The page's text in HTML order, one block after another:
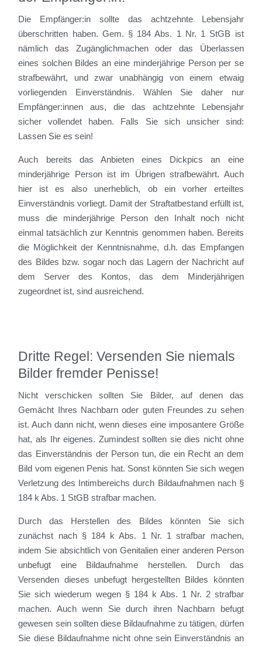
Die Empfänger:in sollte das achtzehnte Lebensjahr
überschritten haben. Gem. § 184 Abs. 1 Nr. 1 StGB ist
nämlich das Zugänglichmachen oder das Überlassen
eines solchen Bildes an eine minderjährige Person per se
strafbewährt, und zwar unabhängig von einem etwaig
vorliegenden Einverständnis. Wählen Sie daher nur
Empfänger:innen aus, die das achtzehnte Lebensjahr
sicher vollendet haben. Falls Sie sich unsicher sind:
Lassen Sie es sein!
Auch bereits das Anbieten eines Dickpics an eine
minderjährige Person ist im Übrigen strafbewährt. Auch
hier ist es also unerheblich, ob ein vorher erteiltes
Einverständnis vorliegt. Damit der Straftatbestand erfüllt ist,
muss die minderjährige Person den Inhalt noch nicht
einmal tatsächlich zur Kenntnis genommen haben. Bereits
die Möglichkeit der Kenntnisnahme, d.h. das Empfangen
des Bildes bzw. sogar noch das Lagern der Nachricht auf
dem Server des Kontos, das dem Minderjährigen
zugeordnet ist, sind ausreichend.
Dritte Regel: Versenden Sie niemals
Bilder fremder Penisse!
Nicht verschicken sollten Sie Bilder, auf denen das
Gemächt Ihres Nachbarn oder guten Freundes zu sehen
ist. Auch dann nicht, wenn dieses eine imposantere Größe
hat, als Ihr eigenes. Zumindest sollten sie dies nicht ohne
das Einverständnis der Person tun, die ein Recht an dem
Bild vom eigenen Penis hat. Sonst könnten Sie sich wegen
Verletzung des Intimbereichs durch Bildaufnahmen nach §
184 k Abs. 1 StGB strafbar machen.
Durch das Herstellen des Bildes könnten Sie sich
zunächst nach § 184 k Abs. 1 Nr. 1 strafbar machen,
indem Sie absichtlich von Genitalien einer anderen Person
unbefugt eine Bildaufnahme herstellen. Durch das
Versenden dieses unbefugt hergestellten Bildes könnten
Sie sich wiederum wegen § 184 k Abs. 1 Nr. 2 strafbar
machen. Auch wenn Sie durch ihren Nachbarn befugt
gewesen sein sollten diese Bildaufnahme zu tätigen, dürfen
Sie diese Bildaufnahme nicht ohne sein Einverständnis an